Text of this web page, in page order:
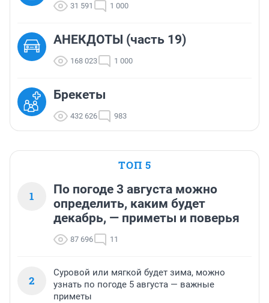
31 591 1 000
АНЕКДОТЫ (часть 19)
168 023 1 000
Брекеты
432 626 983
ТОП 5
1
По погоде 3 августа можно
определить, каким будет
декабрь, — приметы и поверья
87 696 11
2
Суровой или мягкой будет зима, можно
узнать по погоде 5 августа — важные
приметы